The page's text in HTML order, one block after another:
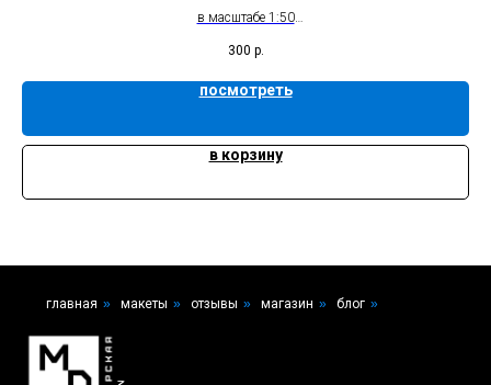
в масштабе 1:50
300 р.
посмотреть
в корзину
главная » макеты » отзывы » магазин » блог »